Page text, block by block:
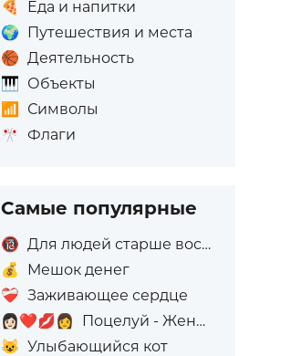
🍕
Еда и напитки
🌍 Путешествия и места
🏀 Деятельность
🎹 Объекты
📶
Символы
🎌 Флаги
Самые популярные
🔞 Для людей старше восемнадцати лет
💰
Мешок денег
❤️‍🩹 Заживающее сердце
👩🏻‍❤️‍💋‍👩
Поцелуй - Женщина: Светлый тон кожи, Женщина: Без тона кожи
😺 Улыбающийся кот